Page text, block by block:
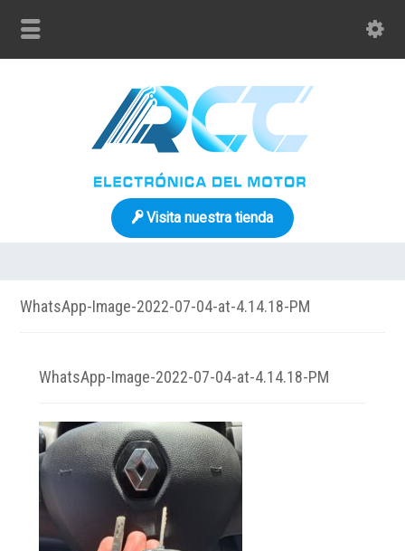
Visita nuestra tienda
WhatsApp-Image-2022-07-04-at-4.14.18-PM
WhatsApp-Image-2022-07-04-at-4.14.18-PM